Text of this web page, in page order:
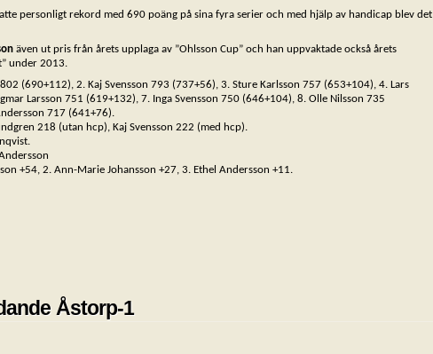
personligt rekord med 690 poäng på sina fyra serier och med hjälp av handicap blev det
även ut pris från årets upplaga av ”Ohlsson Cup” och han uppvaktade också årets
under 2013.
(690+112), 2. Kaj Svensson 793 (737+56), 3. Sture Karlsson 757 (653+104), 4. Lars
Larsson 751 (619+132), 7. Inga Svensson 750 (646+104), 8. Olle Nilsson 735
717 (641+76).
218 (utan hcp), Kaj Svensson 222 (med hcp).
+54, 2. Ann-Marie Johansson +27, 3. Ethel Andersson +11.
Åstorp-1